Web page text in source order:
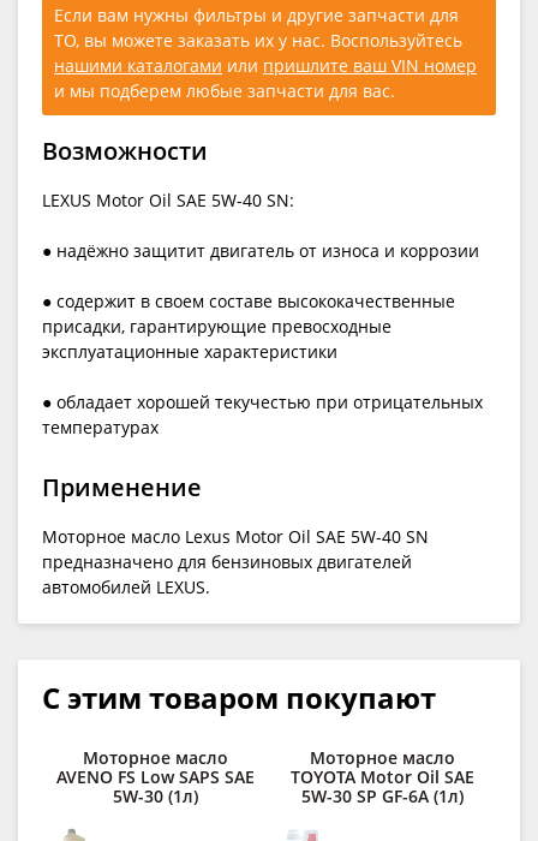
Если вам нужны фильтры и другие запчасти для
ТО, вы можете заказать их у нас. Воспользуйтесь
нашими каталогами или пришлите ваш VIN номер
и мы подберем любые запчасти для вас.
Возможности
LEXUS Motor Oil SAE 5W-40 SN:
● надёжно защитит двигатель от износа и коррозии
● содержит в своем составе высококачественные
присадки, гарантирующие превосходные
эксплуатационные характеристики
● обладает хорошей текучестью при отрицательных
температурах
Применение
Моторное масло Lexus Motor Oil SAE 5W-40 SN
предназначено для бензиновых двигателей
автомобилей LEXUS.
С этим товаром покупают
Моторное масло
AVENO FS Low SAPS SAE
5W-30 (1л)
Моторное масло
TOYOTA Motor Oil SAE
5W-30 SP GF-6A (1л)